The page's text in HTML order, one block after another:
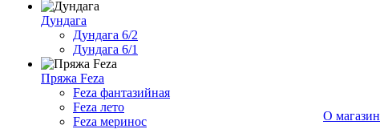
Дундага
Дундага 6/2
Дундага 6/1
Пряжа Feza
Feza фантазийная
Feza лето
Feza меринос
О